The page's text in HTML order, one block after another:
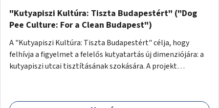
"Kutyapiszi Kultúra: Tiszta Budapestért" ("Dog
Pee Culture: For a Clean Budapest")
A "Kutyapiszi Kultúra: Tiszta Budapestért" célja, hogy
felhívja a figyelmet a felelős kutyatartás új dimenziójára: a
kutyapiszi utcai tisztításának szokására. A projekt
palack vízzel öblítsék le azt, ezzel hozzájárulva a tiszta,